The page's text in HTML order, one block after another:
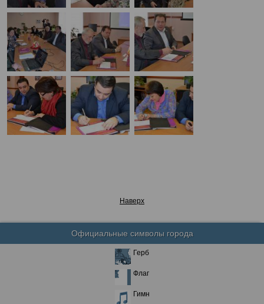
Наверх
Официальные символы города
Герб
Флаг
Гимн